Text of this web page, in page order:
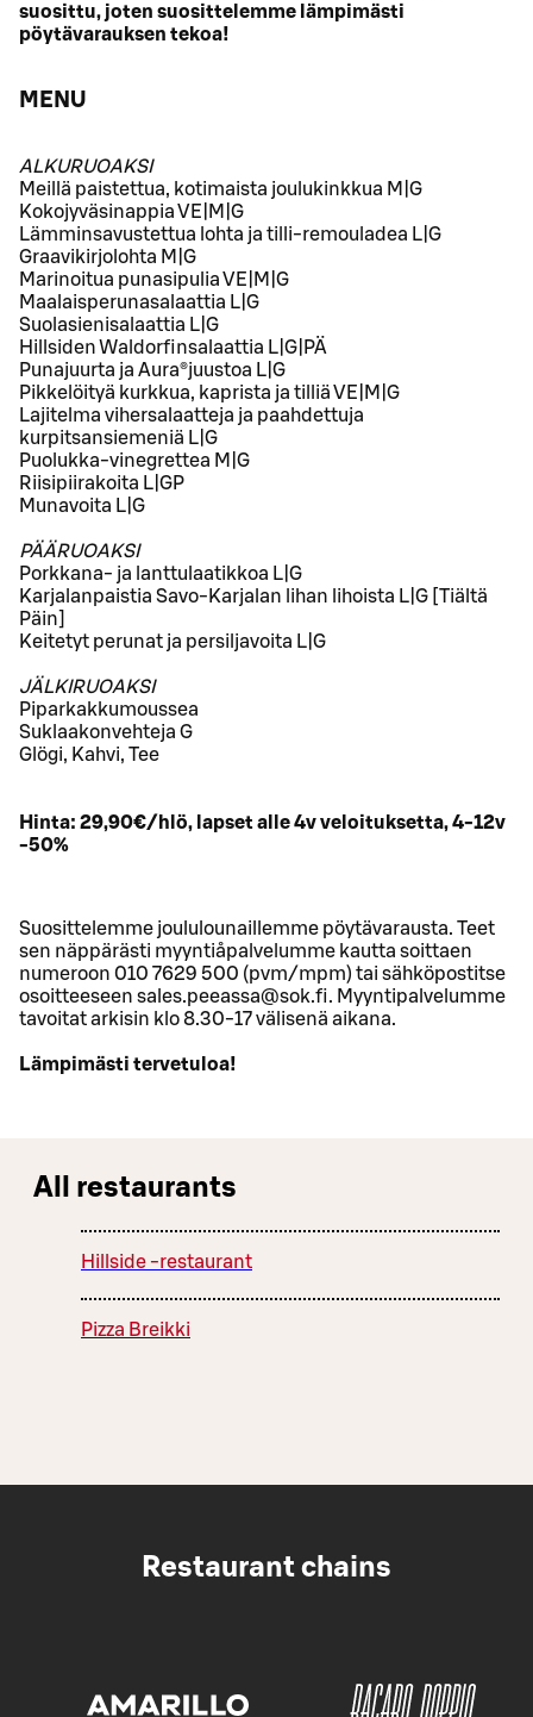
suosittu, joten suosittelemme lämpimästi
pöytävarauksen tekoa!
MENU
ALKURUOAKSI
Meillä paistettua, kotimaista joulukinkkua M|G
Kokojyväsinappia VE|M|G
Lämminsavustettua lohta ja tilli-remouladea L|G
Graavikirjolohta M|G
Marinoitua punasipulia VE|M|G
Maalaisperunasalaattia L|G
Suolasienisalaattia L|G
Hillsiden Waldorfinsalaattia L|G|PÄ
Punajuurta ja Aura®juustoa L|G
Pikkelöityä kurkkua, kaprista ja tilliä VE|M|G
Lajitelma vihersalaatteja ja paahdettuja
kurpitsansiemeniä L|G
Puolukka-vinegrettea M|G
Riisipiirakoita L|GP
Munavoita L|G
PÄÄRUOAKSI
Porkkana- ja lanttulaatikkoa L|G
Karjalanpaistia Savo-Karjalan lihan lihoista L|G [Tiältä
Päin]
Keitetyt perunat ja persiljavoita L|G
JÄLKIRUOAKSI
Piparkakkumoussea
Suklaakonvehteja G
Glögi, Kahvi, Tee
Hinta: 29,90€/hlö, lapset alle 4v veloituksetta, 4-12v
-50%
Suosittelemme joululounaillemme pöytävarausta. Teet
sen näppärästi myyntiåpalvelumme kautta soittaen
numeroon 010 7629 500 (pvm/mpm) tai sähköpostitse
osoitteeseen sales.peeassa@sok.fi. Myyntipalvelumme
tavoitat arkisin klo 8.30-17 välisenä aikana.
Lämpimästi tervetuloa!
All restaurants
Hillside -restaurant
Pizza Breikki
Restaurant chains